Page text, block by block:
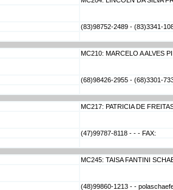
(83)98752-2489 - (83)3341-
MC210: MARCELO A ALVES
(68)98426-2955 - (68)3301-
MC217: PATRICIA DE
(47)99787-8118 - - - FAX:
MC245: TAISA FANTINI
(48)99860-1213 - -